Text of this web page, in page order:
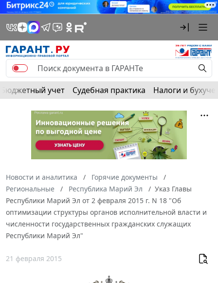
Бюджетный учет Судебная практика Налоги и
Новости и аналитика
Горячие документы
Региональные
Республика Марий Эл
Указ Главы
Республики Марий Эл от 2 февраля 2015 г. N 18 "Об
оптимизации структуры органов исполнительной власти и
численности государственных гражданских служащих
Республики Марий Эл"
21 февраля 2015